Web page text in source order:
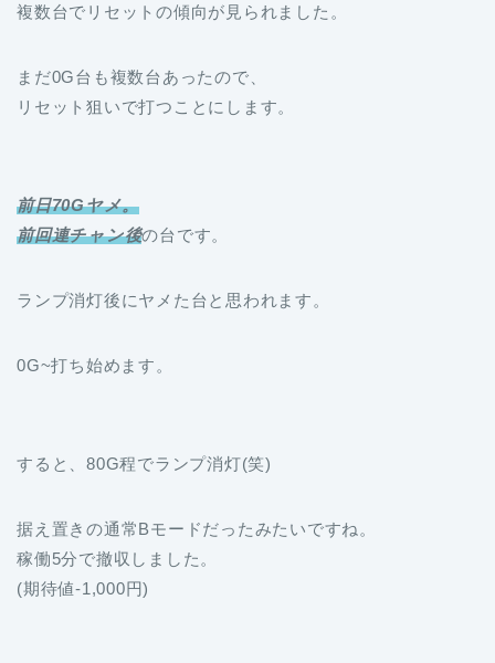
複数台でリセットの傾向が見られました。
まだ0G台も複数台あったので、
リセット狙いで打つことにします。
前日70Gヤメ。
前回連チャン後の台です。
ランプ消灯後にヤメた台と思われます。
0G~打ち始めます。
すると、80G程でランプ消灯(笑)
据え置きの通常Bモードだったみたいですね。
稼働5分で撤収しました。
(期待値-1,000円)